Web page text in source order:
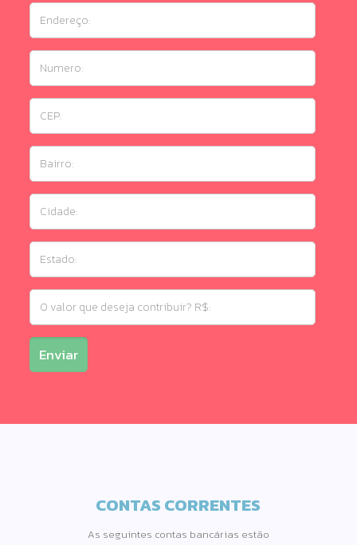
Endereço:
Numero:
CEP:
Bairro:
Cidade:
Estado:
O
valor
que
deseja
contribuir?
R$:
CONTAS CORRENTES
As seguintes contas bancárias estão